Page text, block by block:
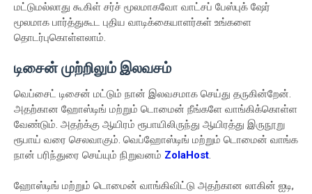
மட்டுமல்லாது கூகிள் சர்ச் மூலமாகவோ வாட்சப் பேஸ்புக் ஷேர்
மூலமாக பார்த்துகூட புதிய வாடிக்கையாளர்கள் உங்களை
தொடர்புகொள்ளலாம்.
டிசைன் முற்றிலும் இலவசம்
வெப்சைட் டிசைன் மட்டும் நான் இலவசமாக செய்து தருகின்றேன்.
அதற்கான ஹோஸ்டிங் மற்றும் டொமைன் நீங்களே வாங்கிக்கொள்ள
வேண்டும். அதற்க்கு ஆயிரம் ரூபாயிலிருந்து ஆயிரத்து இருநூறு
ரூபாய் வரை செலவாகும். வெப்ஹோஸ்டிங் மற்றும் டொமைன் வாங்க
நான் பரிந்துரை செய்யும் நிறுவனம் ZolaHost.
ஹோஸ்டிங் மற்றும் டொமைன் வாங்கிவிட்டு அதற்கான லாகின் ஐடி,